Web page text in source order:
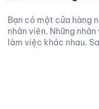
Bạn có một cửa hàng
nhân viên. Những
làm việc khác nhau.